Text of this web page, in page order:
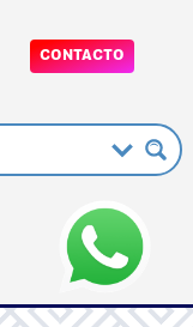
CONTACTO